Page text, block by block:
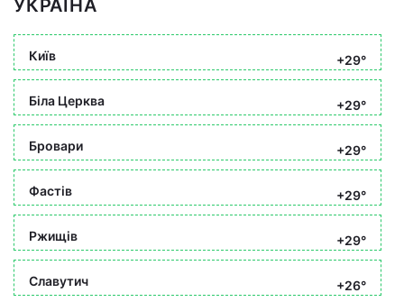
УКРАЇНА
Київ +29°
Біла Церква +29°
Бровари +29°
Фастів +29°
Ржищів +29°
Славутич
+26°